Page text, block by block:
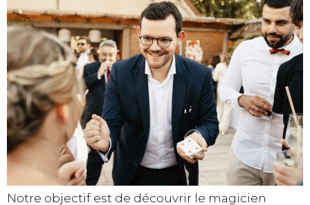
Notre objectif est de découvrir le magicien